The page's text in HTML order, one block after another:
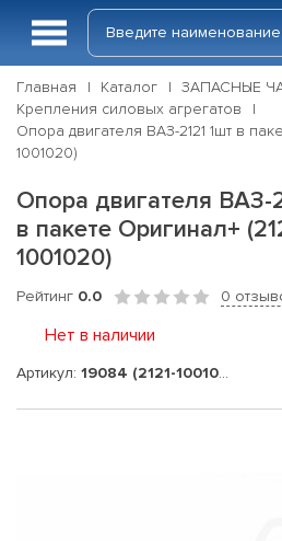
Главная Каталог ЗАПАСНЫЕ
Крепления силовых агрегатов
Опора двигателя ВАЗ-2121 1шт в
1001020)
Опора двигателя ВАЗ-
в пакете Оригинал+
1001020)
Рейтинг 0.0 0
Нет в наличии
Артикул: 19084 (2121-1001020)